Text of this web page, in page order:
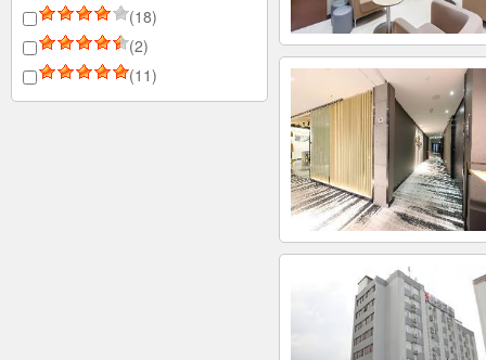
(18)
(2)
(11)